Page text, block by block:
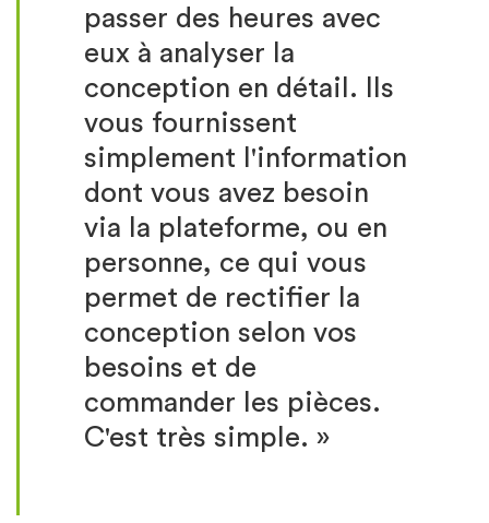
passer des heures avec
eux à analyser la
conception en détail. Ils
vous fournissent
simplement l'information
dont vous avez besoin
via la plateforme, ou en
personne, ce qui vous
permet de rectifier la
conception selon vos
besoins et de
commander les pièces.
C'est très simple. »